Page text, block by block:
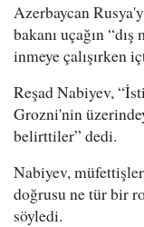
Azerbaycan
bakanı uçağın
inmeye çalışırken
Reşad Nabiyev,
Grozni'nin
belirttiler” dedi.
Nabiyev,
doğrusu ne tür bir
söyledi.